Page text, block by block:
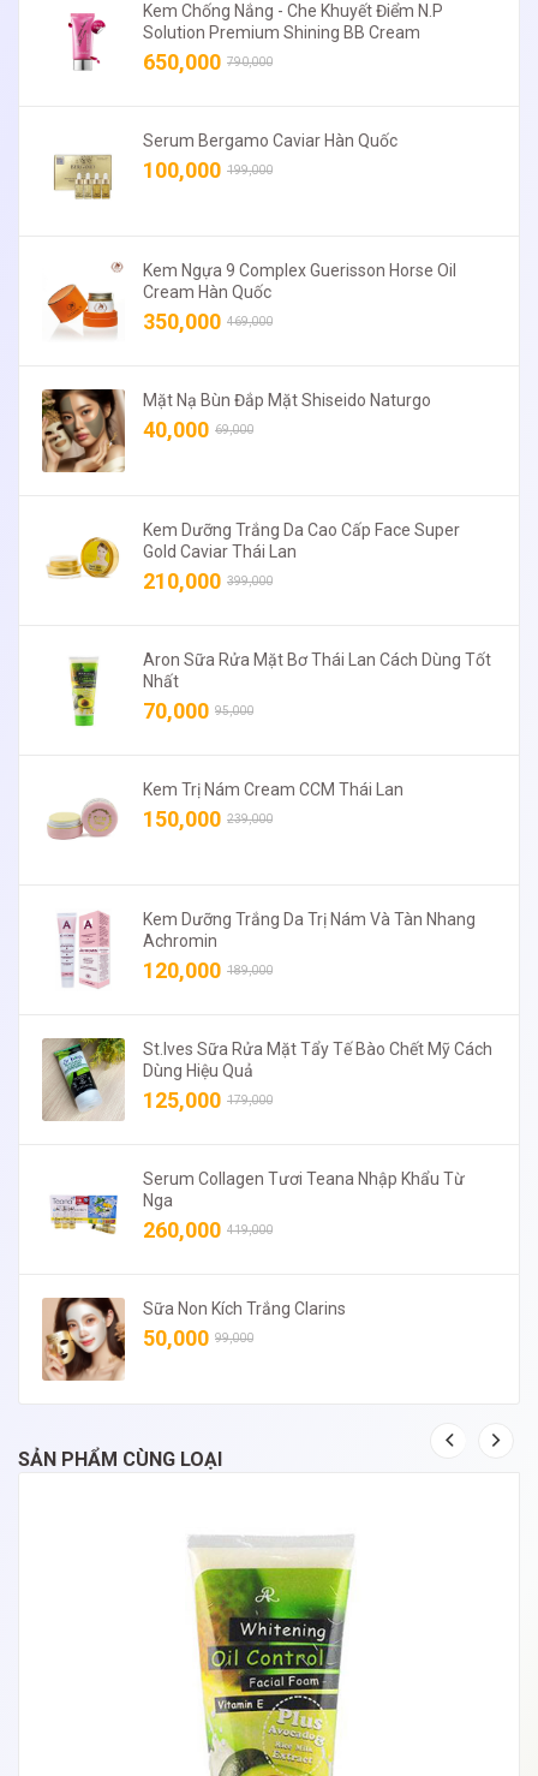
Kem Chống Nắng - Che Khuyết Điểm N.P
Solution Premium Shining BB Cream
650,000 790,000
Serum Bergamo Caviar Hàn Quốc
100,000 199,000
Kem Ngựa 9 Complex Guerisson Horse Oil
Cream Hàn Quốc
350,000 469,000
Mặt Nạ Bùn Đắp Mặt Shiseido Naturgo
40,000 69,000
Kem Dưỡng Trắng Da Cao Cấp Face Super
Gold Caviar Thái Lan
210,000 399,000
Aron Sữa Rửa Mặt Bơ Thái Lan Cách Dùng Tốt
Nhất
70,000 95,000
Kem Trị Nám Cream CCM Thái Lan
150,000 239,000
Kem Dưỡng Trắng Da Trị Nám Và Tàn Nhang
Achromin
120,000 189,000
St.Ives Sữa Rửa Mặt Tẩy Tế Bào Chết Mỹ Cách
Dùng Hiệu Quả
125,000 179,000
Serum Collagen Tươi Teana Nhập Khẩu Từ
Nga
260,000 419,000
Sữa Non Kích Trắng Clarins
50,000 99,000
SẢN PHẨM CÙNG LOẠI